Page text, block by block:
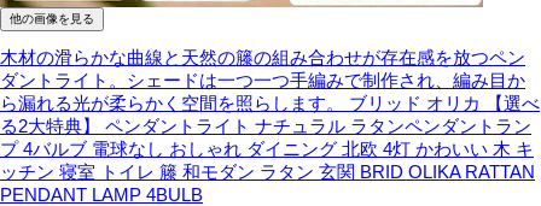
他の画像を見る
木材の滑らかな曲線と天然の籐の組み合わせが存在感を放つペン
ダントライト。シェードは一つ一つ手編みで制作され、編み目か
ら漏れる光が柔らかく空間を照らします。
ブリッド オリカ 【選べ
る2大特典】 ペンダントライト ナチュラル ラタンペンダントラン
プ 4バルブ 電球なし おしゃれ ダイニング 北欧 4灯 かわいい 木 キ
ッチン 寝室 トイレ 籐 和モダン ラタン 玄関 BRID OLIKA RATTAN
PENDANT LAMP 4BULB